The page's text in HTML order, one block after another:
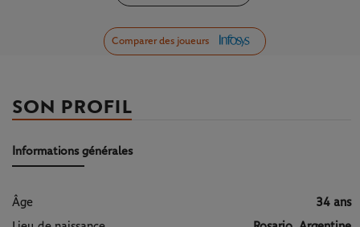
Comparer des joueurs
SON PROFIL
Informations générales
Âge
34 ans